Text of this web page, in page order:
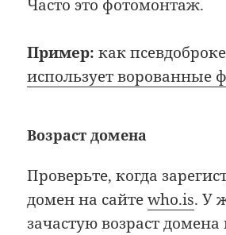
Часто это фотомонтаж.
Пример: как
использует ворованные
Возраст домена
Проверьте, когда
домен на сайтеwho.is. У
зачастую возраст домена